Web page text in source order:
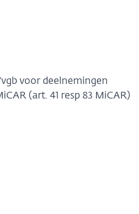
voor deelnemingen
(art. 41 resp 83 MiCAR)